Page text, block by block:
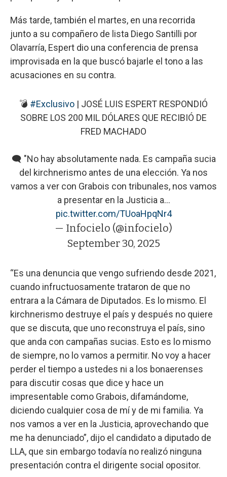
Más tarde, también el martes, en una recorrida
junto a su compañero de lista Diego Santilli por
Olavarría, Espert dio una conferencia de prensa
improvisada en la que buscó bajarle el tono a las
acusaciones en su contra.
💣 #Exclusivo | JOSÉ LUIS ESPERT RESPONDIÓ
SOBRE LOS 200 MIL DÓLARES QUE RECIBIÓ DE
FRED MACHADO
🗨️ "No hay absolutamente nada. Es campaña sucia
del kirchnerismo antes de una elección. Ya nos
vamos a ver con Grabois con tribunales, nos vamos
a presentar en la Justicia a…
pic.twitter.com/TUoaHpqNr4
— Infocielo (@infocielo)
September 30, 2025
“Es una denuncia que vengo sufriendo desde 2021,
cuando infructuosamente trataron de que no
entrara a la Cámara de Diputados. Es lo mismo. El
kirchnerismo destruye el país y después no quiere
que se discuta, que uno reconstruya el país, sino
que anda con campañas sucias. Esto es lo mismo
de siempre, no lo vamos a permitir. No voy a hacer
perder el tiempo a ustedes ni a los bonaerenses
para discutir cosas que dice y hace un
impresentable como Grabois, difamándome,
diciendo cualquier cosa de mí y de mi familia. Ya
nos vamos a ver en la Justicia, aprovechando que
me ha denunciado”, dijo el candidato a diputado de
LLA, que sin embargo todavía no realizó ninguna
presentación contra el dirigente social opositor.